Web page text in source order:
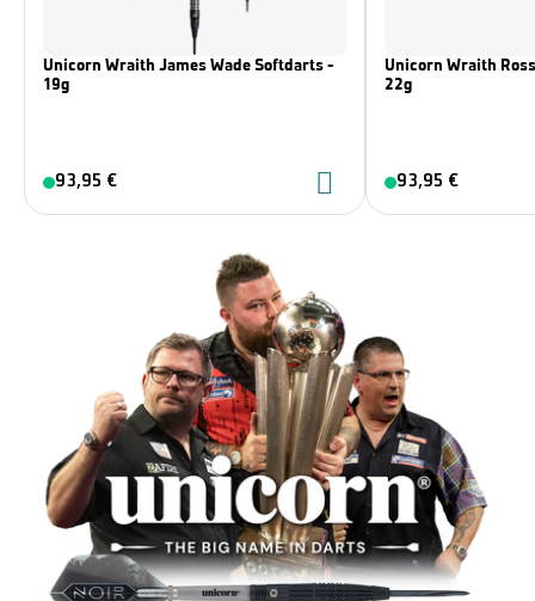
Unicorn Wraith James Wade Softdarts -
19g
93,95 €
Unicorn Wraith
22g
93,95 €